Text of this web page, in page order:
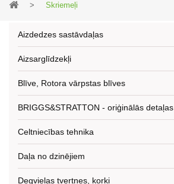
> Skriemeļi
Aizdedzes sastāvdaļas
Aizsarglīdzekļi
Blīve, Rotora vārpstas blīves
BRIGGS&STRATTON - oriģinālās detaļas
Celtniecības tehnika
Daļa no dzinējiem
Degvielas tvertnes, korķi